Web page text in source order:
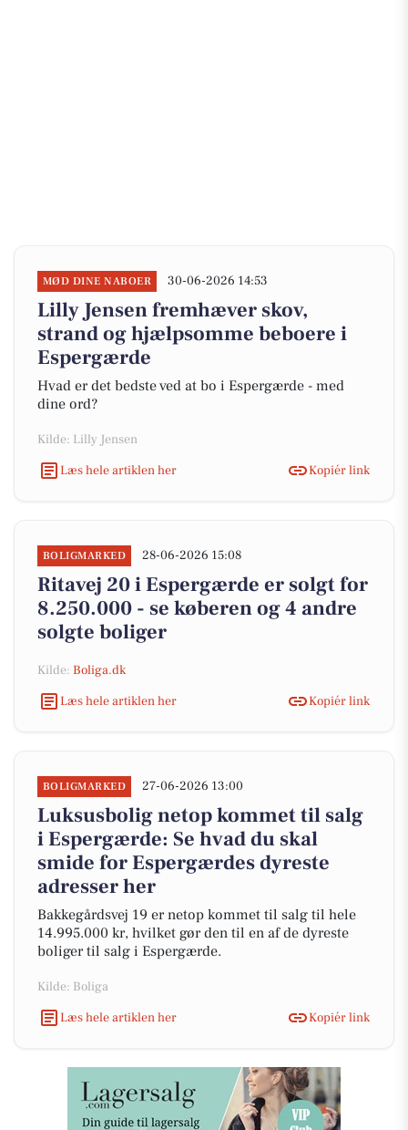
MØD DINE NABOER 30-06-2026 14:53
Lilly Jensen fremhæver skov,
strand og hjælpsomme beboere i
Espergærde
Hvad er det bedste ved at bo i Espergærde - med
dine ord?
Kilde: Lilly Jensen
Læs hele artiklen her
Kopiér link
BOLIGMARKED 28-06-2026 15:08
Ritavej 20 i Espergærde er solgt for
8.250.000 - se køberen og 4 andre
solgte boliger
Kilde: Boliga.dk
Læs hele artiklen her
Kopiér link
BOLIGMARKED 27-06-2026 13:00
Luksusbolig netop kommet til salg
i Espergærde: Se hvad du skal
smide for Espergærdes dyreste
adresser her
Bakkegårdsvej 19 er netop kommet til salg til hele
14.995.000 kr, hvilket gør den til en af de dyreste
boliger til salg i Espergærde.
Kilde: Boliga
Læs hele artiklen her
Kopiér link